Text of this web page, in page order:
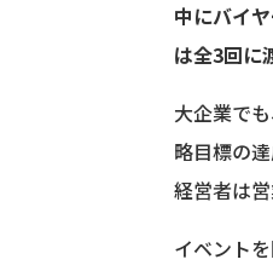
中にバイ
は全3回に
大企業で
略目標の
経営者は
イベント